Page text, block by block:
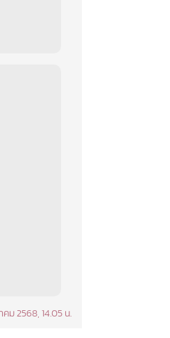
ม 2568, 14.05 น.